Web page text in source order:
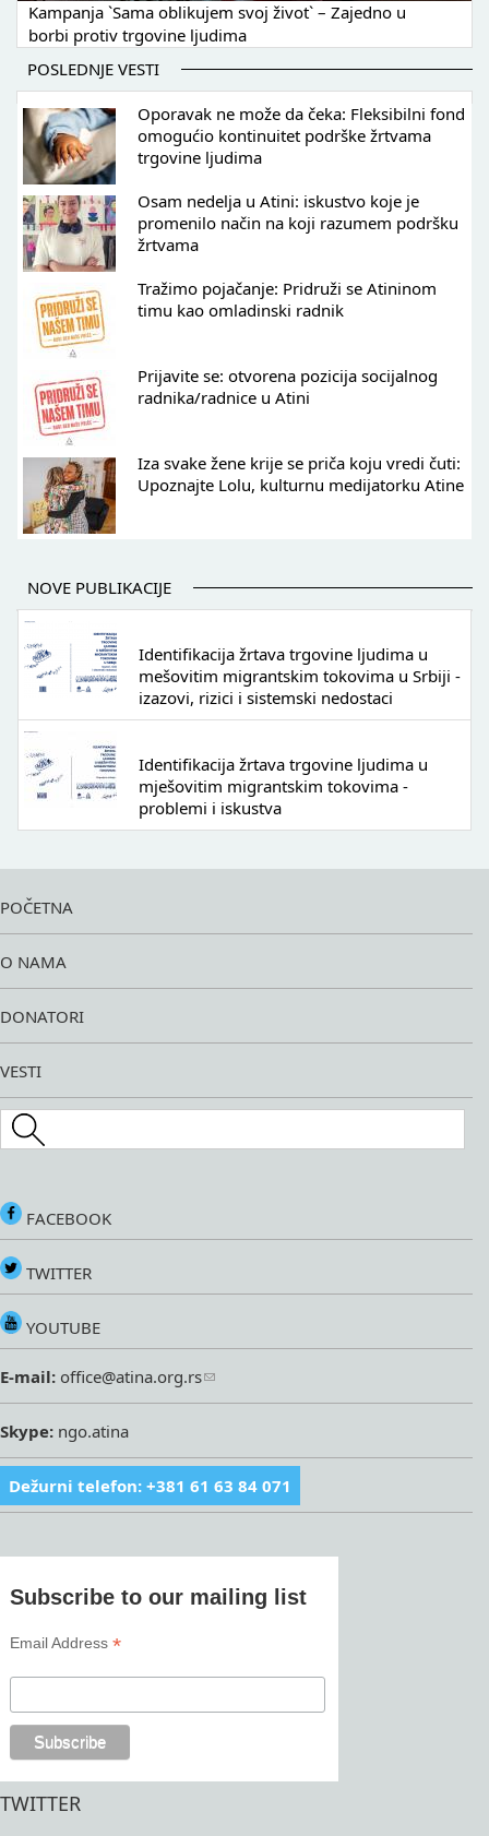
Kampanja `Sama oblikujem svoj život` – Zajedno u
borbi protiv trgovine ljudima
POSLEDNJE VESTI
Oporavak ne može da čeka: Fleksibilni fond
omogućio kontinuitet podrške žrtvama
trgovine ljudima
Osam nedelja u Atini: iskustvo koje je
promenilo način na koji razumem podršku
žrtvama
Tražimo pojačanje: Pridruži se Atininom
timu kao omladinski radnik
Prijavite se: otvorena pozicija socijalnog
radnika/radnice u Atini
Iza svake žene krije se priča koju vredi čuti:
Upoznajte Lolu, kulturnu medijatorku Atine
NOVE PUBLIKACIJE
Identifikacija žrtava trgovine ljudima u
mešovitim migrantskim tokovima u Srbiji -
izazovi, rizici i sistemski nedostaci
Identifikacija žrtava trgovine ljudima u
mješovitim migrantskim tokovima -
problemi i iskustva
POČETNA
O NAMA
DONATORI
VESTI
Search this site
FACEBOOK
TWITTER
YOUTUBE
E-mail: office@atina.org.rs
Skype: ngo.atina
Dežurni telefon: +381 61 63 84 071
Subscribe to our mailing list
Email Address*
TWITTER